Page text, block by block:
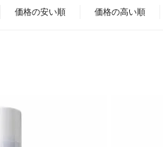
価格の安い順 価格の高い順